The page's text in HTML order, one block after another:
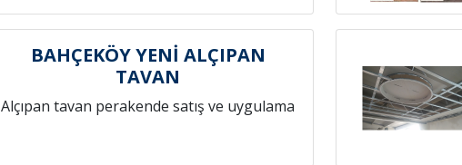
BAHÇEKÖY YENİ ALÇIPAN
TAVAN
Alçıpan tavan perakende satış ve uygulama